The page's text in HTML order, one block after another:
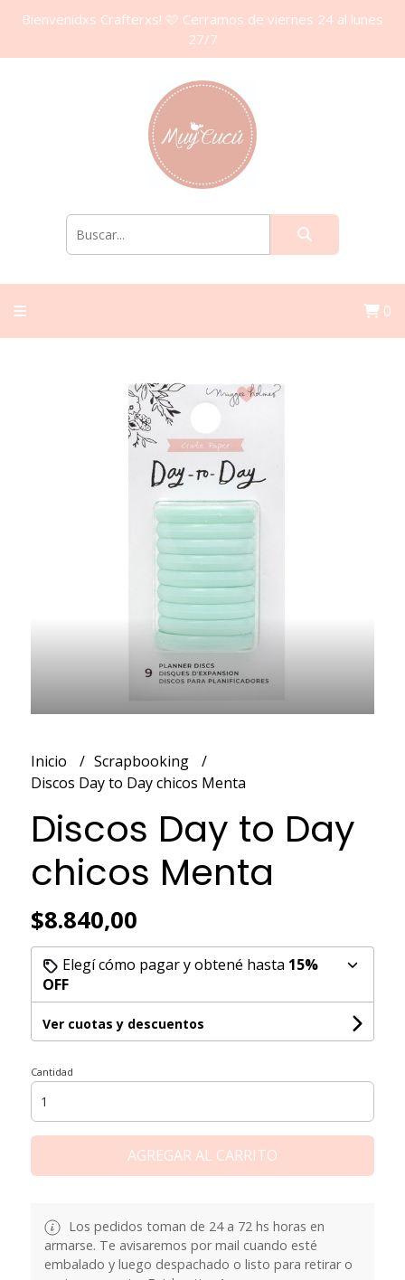
Bienvenidxs Crafterxs! 🩷 Cerramos de viernes 24 al lunes
27/7
0
Inicio
Scrapbooking
Discos Day to Day chicos Menta
Discos Day to Day
chicos Menta
$8.840,00
Elegí cómo pagar y obtené hasta 15%
OFF
Ver cuotas y descuentos
Cantidad
AGREGAR AL CARRITO
Los pedidos toman de 24 a 72 hs horas en
armarse. Te avisaremos por mail cuando esté
embalado y luego despachado o listo para retirar o